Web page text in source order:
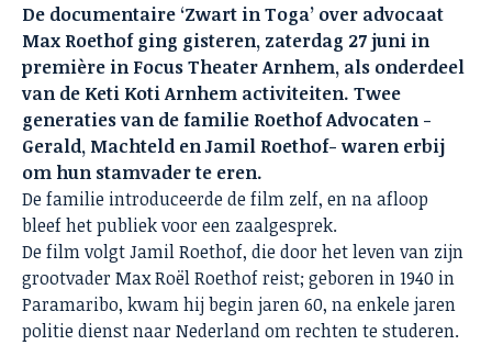
De documentaire ‘Zwart in Toga’ over advocaat
Max Roethof ging gisteren, zaterdag 27 juni in
première in Focus Theater Arnhem, als onderdeel
van de Keti Koti Arnhem activiteiten. Twee
generaties van de familie Roethof Advocaten -
Gerald, Machteld en Jamil Roethof- waren erbij
om hun stamvader te eren.
De familie introduceerde de film zelf, en na afloop
bleef het publiek voor een zaalgesprek.
De film volgt Jamil Roethof, die door het leven van zijn
grootvader Max Roël Roethof reist; geboren in 1940 in
Paramaribo, kwam hij begin jaren 60, na enkele jaren
politie dienst naar Nederland om rechten te studeren.